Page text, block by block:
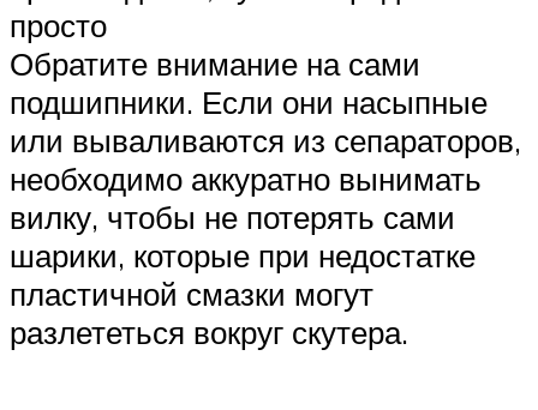
просто
Обратите внимание на сами
подшипники. Если они насыпные
или вываливаются из сепараторов,
необходимо аккуратно вынимать
вилку, чтобы не потерять сами
шарики, которые при недостатке
пластичной смазки могут
разлететься вокруг скутера.